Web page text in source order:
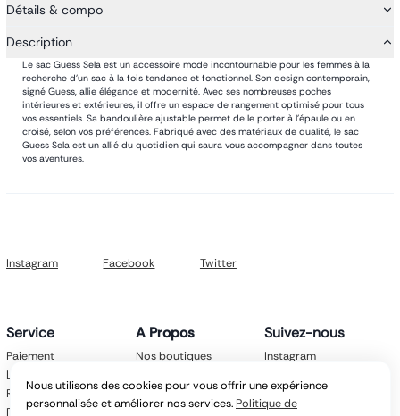
Détails & compo
Description
Le sac Guess Sela est un accessoire mode incontournable pour les femmes à la
recherche d'un sac à la fois tendance et fonctionnel. Son design contemporain,
signé Guess, allie élégance et modernité. Avec ses nombreuses poches
intérieures et extérieures, il offre un espace de rangement optimisé pour tous
vos essentiels. Sa bandoulière ajustable permet de le porter à l'épaule ou en
croisé, selon vos préférences. Fabriqué avec des matériaux de qualité, le sac
Guess Sela est un allié du quotidien qui saura vous accompagner dans toutes
vos aventures.
Instagram Facebook Twitter
Service
Paiement
Livraison
Retours
FAQ
A Propos
Nos boutiques
Mentions légales
CGV
Suivez-nous
Instagram
Twitter
Nous utilisons des cookies pour vous offrir une expérience
personnalisée et améliorer nos services. Politique de